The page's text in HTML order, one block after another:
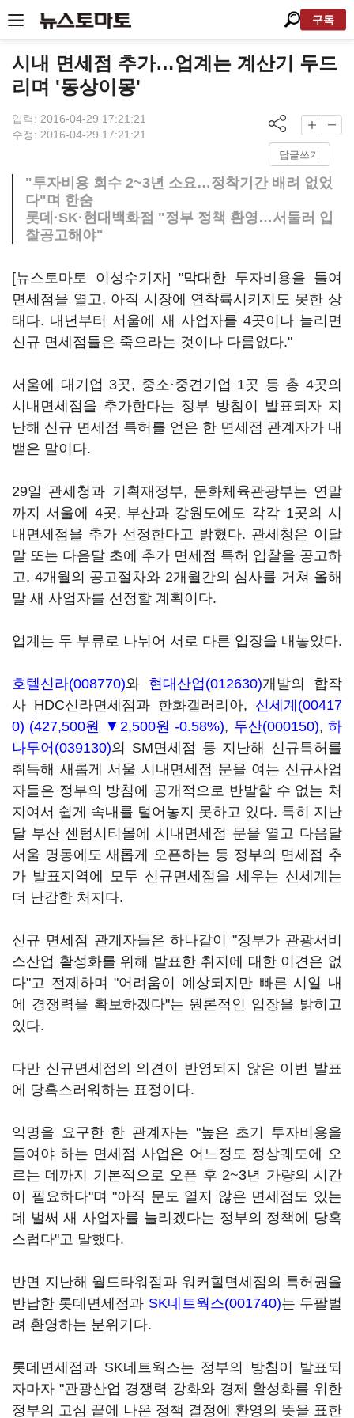
구독
시내 면세점 추가…업계는 계산기 두드
리며 '동상이몽'
입력: 2016-04-29 17:21:21
수정: 2016-04-29 17:21:21
답글쓰기
"투자비용 회수 2~3년 소요…정착기간 배려 없었
다"며 한숨
롯데·SK·현대백화점 "정부 정책 환영…서둘러 입
찰공고해야"
[뉴스토마토 이성수기자] "막대한 투자비용을 들여
면세점을 열고, 아직 시장에 연착륙시키지도 못한 상
태다. 내년부터 서울에 새 사업자를 4곳이나 늘리면
신규 면세점들은 죽으라는 것이나 다름없다."
서울에 대기업 3곳, 중소·중견기업 1곳 등 총 4곳의
시내면세점을 추가한다는 정부 방침이 발표되자 지
난해 신규 면세점 특허를 얻은 한 면세점 관계자가 내
뱉은 말이다.
29일 관세청과 기획재정부, 문화체육관광부는 연말
까지 서울에 4곳, 부산과 강원도에도 각각 1곳의 시
내면세점을 추가 선정한다고 밝혔다. 관세청은 이달
말 또는 다음달 초에 추가 면세점 특허 입찰을 공고하
고, 4개월의 공고절차와 2개월간의 심사를 거쳐 올해
말 새 사업자를 선정할 계획이다.
업계는 두 부류로 나뉘어 서로 다른 입장을 내놓았다.
호텔신라(008770)와 현대산업(012630)개발의 합작
사 HDC신라면세점과 한화갤러리아, 신세계(00417
0) (427,500원 ▼2,500원 -0.58%), 두산(000150),하
나투어(039130)의 SM면세점 등 지난해 신규특허를
취득해 새롭게 서울 시내면세점 문을 여는 신규사업
자들은 정부의 방침에 공개적으로 반발할 수 없는 처
지여서 쉽게 속내를 털어놓지 못하고 있다. 특히 지난
달 부산 센텀시티몰에 시내면세점 문을 열고 다음달
서울 명동에도 새롭게 오픈하는 등 정부의 면세점 추
가 발표지역에 모두 신규면세점을 세우는 신세계는
더 난감한 처지다.
신규 면세점 관계자들은 하나같이 "정부가 관광서비
스산업 활성화를 위해 발표한 취지에 대한 이견은 없
다"고 전제하며 "어려움이 예상되지만 빠른 시일 내
에 경쟁력을 확보하겠다"는 원론적인 입장을 밝히고
있다.
다만 신규면세점의 의견이 반영되지 않은 이번 발표
에 당혹스러워하는 표정이다.
익명을 요구한 한 관계자는 "높은 초기 투자비용을
들여야 하는 면세점 사업은 어느정도 정상궤도에 오
르는 데까지 기본적으로 오픈 후 2~3년 가량의 시간
이 필요하다"며 "아직 문도 열지 않은 면세점도 있는
데 벌써 새 사업자를 늘리겠다는 정부의 정책에 당혹
스럽다"고 말했다.
반면 지난해 월드타워점과 워커힐면세점의 특허권을
반납한 롯데면세점과 SK네트웍스(001740)는 두팔벌
려 환영하는 분위기다.
롯데면세점과 SK네트웍스는 정부의 방침이 발표되
자마자 "관광산업 경쟁력 강화와 경제 활성화를 위한
정부의 고심 끝에 나온 정책 결정에 환영의 뜻을 표한